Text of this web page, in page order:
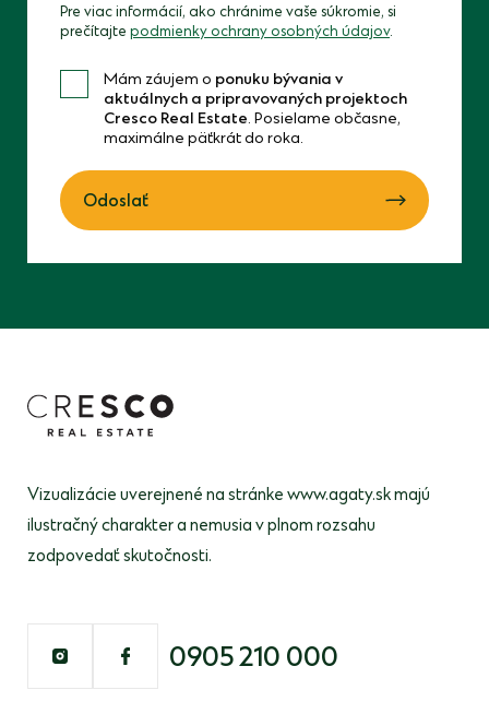
leave
this
field
empty.
Pre viac informácií, ako chránime vaše súkromie, si
prečítajte podmienky ochrany osobných údajov.
Mám záujem o ponuku bývania v
aktuálnych a pripravovaných projektoch
Cresco Real Estate. Posielame občasne,
maximálne päťkrát do roka.
Odoslať
Vizualizácie uverejnené na stránke www.agaty.sk majú
ilustračnýcharakter a nemusia v plnom rozsahu
zodpovedať skutočnosti.
0905 210 000